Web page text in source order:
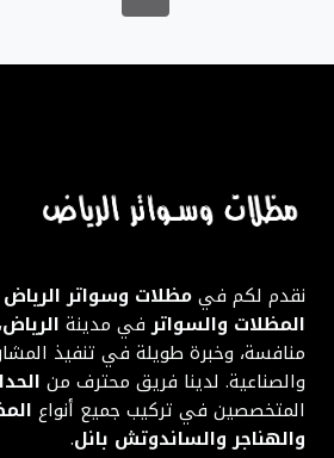
وخامات
للشمس
الصفحة
نقدم لكم فيمظلات وسواتر الرياض
المظلات والسواترفي مدينة الرياض
منافسة، وخبرة طويلة في تنفيذ
والصناعية. لدينا فريق محترف من
المتخصصين في تركيب جميع أنواع
والهناجر والساندوتش بانل.